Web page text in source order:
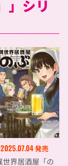
」シリ
2025.07.04発売
世界居酒屋「の